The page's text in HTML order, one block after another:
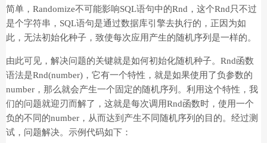
简单，Randomize不可能影响SQL语句中的Rnd，这个Rnd只不过
是个字符串，SQL语句是通过数据库引擎去执行的，正因为如
此，无法初始化种子，致使每次应用产生的随机序列是一样的。
由此可见，解决问题的关键就是如何初始化随机种子。Rnd函数
语法是Rnd(number)，它有一个特性，就是如果使用了负参数的
number，那么就会产生一个固定的随机序列。利用这个特性，我
们的问题就迎刃而解了，这就是每次调用Rnd函数时，使用一个
负的不同的number，从而达到产生不同随机序列的目的。经过测
试，问题解决。示例代码如下：